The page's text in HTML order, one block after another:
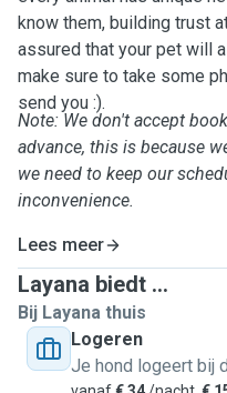
know them, building trust
assured that your pet will
make sure to take some
send you :).
Note: We don't accept
advance, this is because
we need to keep our
inconvenience.
Lees meer
Layana biedt ...
Bij Layana thuis
Logeren
Je hond logeert bij